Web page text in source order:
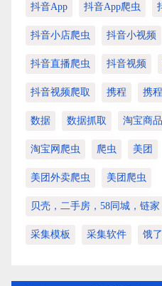
抖音app 抖音app爬虫
抖音小店爬虫 抖音小视频
抖音直播爬虫 抖音视频
抖音视频爬取 携程 携
数据 数据抓取 淘宝商
淘宝网爬虫 爬虫 美团
美团外卖爬虫 美团爬虫
贝壳，二手房，58同城，链
采集模板 采集软件 饿